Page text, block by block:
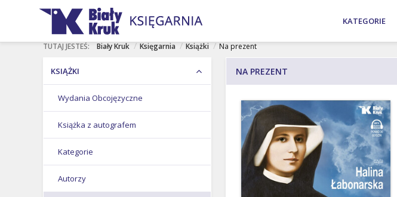
KATEGORIE
NASI AUTORZY
Karol
Nawrocki
TUTAJ JESTEŚ: Biały Kruk / Księgarnia / Książki / Na prezent
KSIĄŻKI
Wydania Obcojęzyczne
Książka z autografem
Kategorie
Autorzy
NA PREZENT